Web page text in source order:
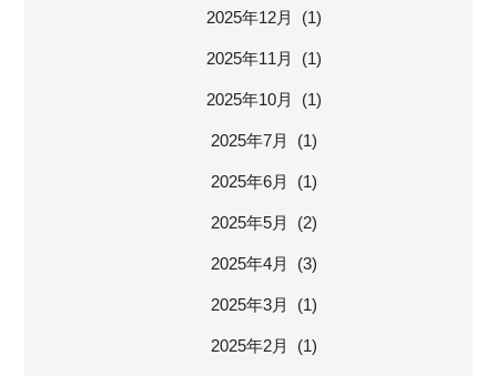
2025年12月 (1)
2025年11月 (1)
2025年10月 (1)
2025年7月 (1)
2025年6月 (1)
2025年5月 (2)
2025年4月 (3)
2025年3月 (1)
2025年2月 (1)